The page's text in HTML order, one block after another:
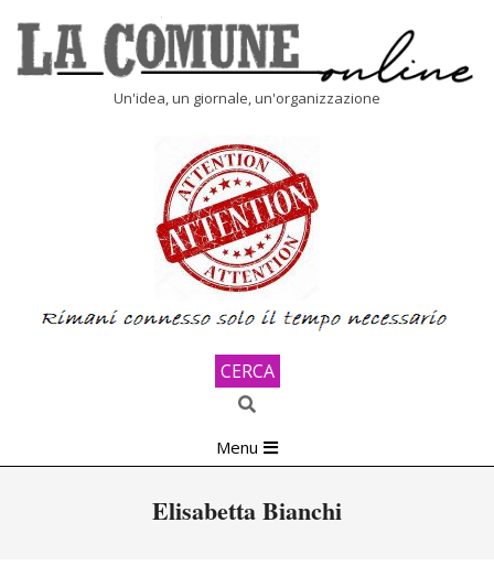
content
Un'idea, un giornale, un'organizzazione
CERCA
Search
Navigation
Menu
Elisabetta Bianchi